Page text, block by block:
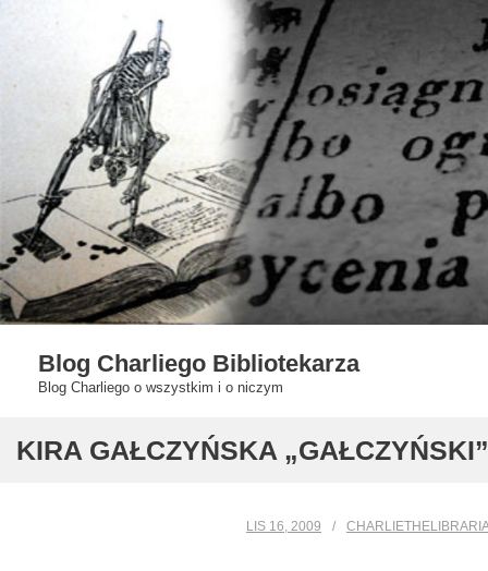
Blog Charliego Bibliotekarza
Blog Charliego o wszystkim i o niczym
KIRA GAŁCZYŃSKA „GAŁCZYŃSKI”
LIS 16, 2009